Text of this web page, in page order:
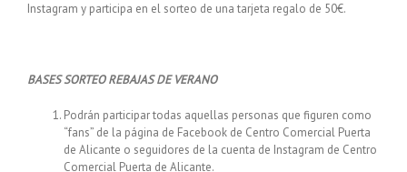
Instagram y participa en el sorteo de una tarjeta regalo de 50€.
BASES SORTEO REBAJAS DE VERANO
Podrán participar todas aquellas personas que figuren como
“fans” de la página de Facebook de Centro Comercial Puerta
de Alicante o seguidores de la cuenta de Instagram de Centro
Comercial Puerta de Alicante.